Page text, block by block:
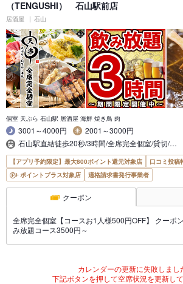
（TENGUSHI） 石山駅前店
居酒屋 石山
個室 天ぷら 石山駅 居酒屋 海鮮 焼き鳥 肉
3001～4000円
2001～3000円
石山駅直結徒歩20秒/3時間/全席完全個室/貸切/…
【アプリ予約限定】最大800ポイント還元対象店 口コミ投稿
ポイントプラス対象店
適格請求書発行事業者
クーポン
全席完全個室【コースお1人様500円OFF】 クーポ
み放題コース3500円～
カレンダーの更新に失敗しまし
下記ボタンを押して空席状況を更新して